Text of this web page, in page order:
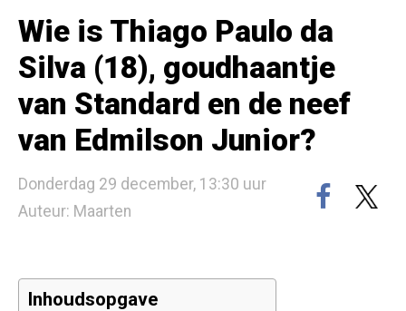
Wie is Thiago Paulo da
Silva (18), goudhaantje
van Standard en de neef
van Edmilson Junior?
Donderdag 29 december, 13:30 uur
Auteur: Maarten
Inhoudsopgave